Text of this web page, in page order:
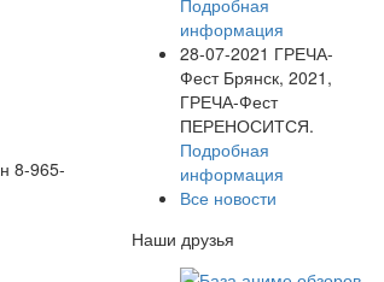
8-965-
информация
28-07-2021 ГРЕЧА-
Фест Брянск, 2021,
ГРЕЧА-Фест
ПЕРЕНОСИТСЯ.
Подробная
информация
Все новости
Наши друзья